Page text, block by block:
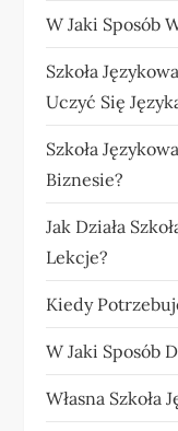
W Jaki Sposób
Szkoła
Uczyć Się
Szkoła
Biznesie?
Jak Działa
Lekcje?
Kiedy
W Jaki Sposób
Własna Szkoła